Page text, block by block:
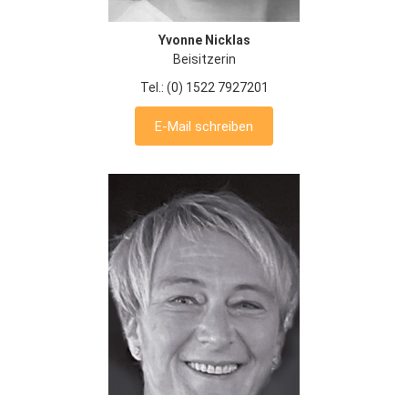
Yvonne Nicklas
Beisitzerin
Tel.: (0) 1522 7927201
E-Mail schreiben